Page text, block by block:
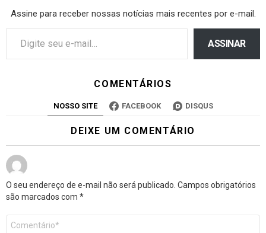
Assine para receber nossas notícias mais recentes por e-mail.
ASSINAR
COMENTÁRIOS
NOSSO SITE FACEBOOK DISQUS
DEIXE UM COMENTÁRIO
O seu endereço de e-mail não será publicado. Campos obrigatórios
são marcados com *